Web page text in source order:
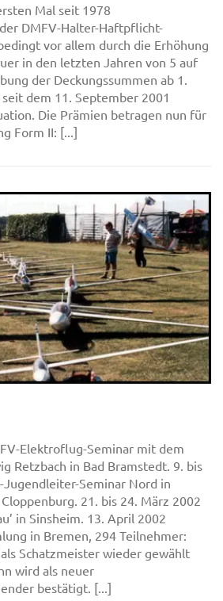
Mal seit 1978
DMFV-Halter-Haftpflicht-
vor allem durch die Erhöhung
in den letzten Jahren von 5 auf
der Deckungssummen ab 1.
dem 11. September 2001
Die Prämien betragen nun für
Form II: [...]
Elektroflug-Seminar mit dem
Retzbach in Bad Bramstedt. 9. bis
Jugendleiter-Seminar Nord in
21. bis 24. März 2002
in Sinsheim. 13. April 2002
in Bremen, 294 Teilnehmer:
Schatzmeister wieder gewählt
wird als neuer
bestätigt. [...]